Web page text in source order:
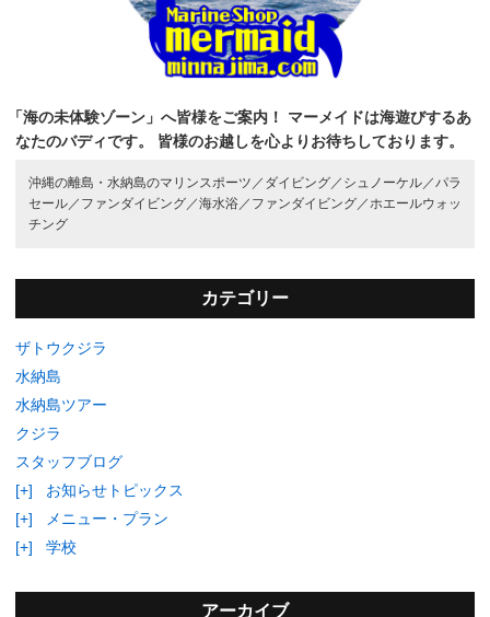
「海の未体験ゾーン」へ皆様をご案内！
マーメイドは海遊びするあ
なたのバディです。
皆様のお越しを心よりお待ちしております。
沖縄の離島・水納島のマリンスポーツ／ ダイビング／ シュノーケル／ パラ
セール／ ファンダイビング／海水浴／ ファンダイビング／ ホエールウォッ
チング
カテゴリー
ザトウクジラ
水納島
水納島ツアー
クジラ
スタッフブログ
[+]
お知らせトピックス
[+]
メニュー・プラン
[+]
学校
アーカイブ